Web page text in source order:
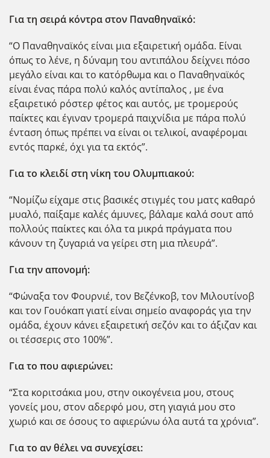
Για τη σειρά κόντρα στον Παναθηναϊκό:
“Ο Παναθηναϊκός είναι μια εξαιρετική ομάδα. Είναι
όπως το λένε, η δύναμη του αντιπάλου δείχνει πόσο
μεγάλο είναι και το κατόρθωμα και ο Παναθηναϊκός
είναι ένας πάρα πολύ καλός αντίπαλος , με ένα
εξαιρετικό ρόστερ φέτος και αυτός, με τρομερούς
παίκτες και έγιναν τρομερά παιχνίδια με πάρα πολύ
ένταση όπως πρέπει να είναι οι τελικοί, αναφέρομαι
εντός παρκέ, όχι για τα εκτός”.
Για το κλειδί στη νίκη του Ολυμπιακού:
“Νομίζω είχαμε στις βασικές στιγμές του ματς καθαρό
μυαλό, παίξαμε καλές άμυνες, βάλαμε καλά σουτ από
πολλούς παίκτες και όλα τα μικρά πράγματα που
κάνουν τη ζυγαριά να γείρει στη μια πλευρά”.
Για την απονομή:
“Φώναξα τον Φουρνιέ, τον Βεζένκοβ, τον Μιλουτίνοβ
και τον Γουόκαπ γιατί είναι σημείο αναφοράς για την
ομάδα, έχουν κάνει εξαιρετική σεζόν και το άξιζαν και
οι τέσσερις στο 100%”.
Για το που αφιερώνει:
“Στα κοριτσάκια μου, στην οικογένεια μου, στους
γονείς μου, στον αδερφό μου, στη γιαγιά μου στο
χωριό και σε όσους το αφιερώνω όλα αυτά τα χρόνια”.
Για το αν θέλει να συνεχίσει: